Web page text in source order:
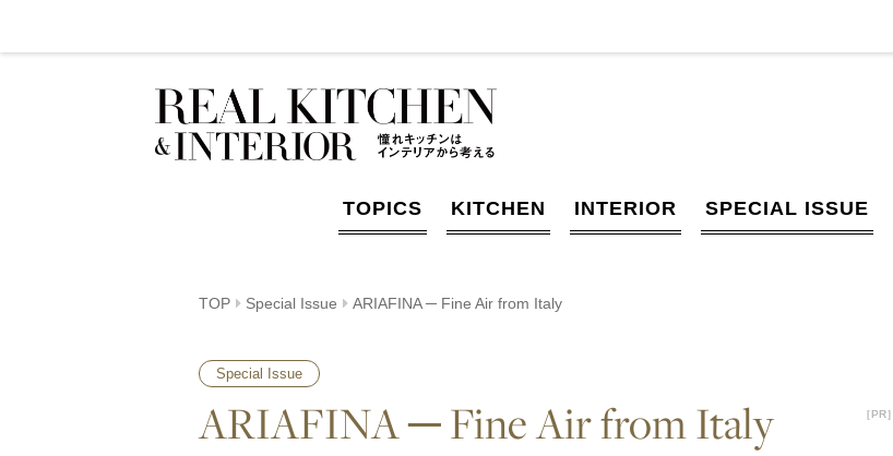
TOPICS KITCHEN INTERIOR SPECIAL ISSUE
TOP Special Issue ARIAFINA ─ Fine Air from Italy
［PR］
［PR］
Special Issue
ARIAFINA ─ Fine Air from Italy